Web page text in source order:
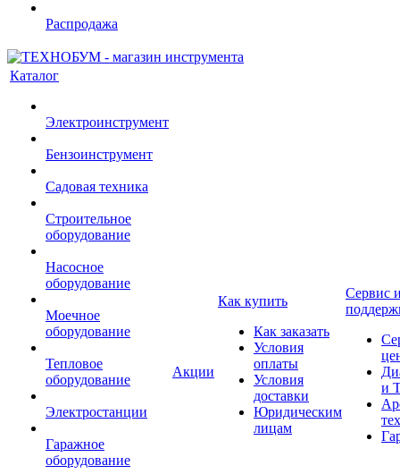
Распродажа
Каталог
Электроинструмент
Бензоинструмент
Садовая техника
Строительное
оборудование
Насосное
оборудование
Моечное
оборудование
Тепловое
оборудование
Электростанции
Гаражное
оборудование
Акции
Как купить
Как заказать
Условия
оплаты
Условия
доставки
Юридическим
лицам
Сервис
и